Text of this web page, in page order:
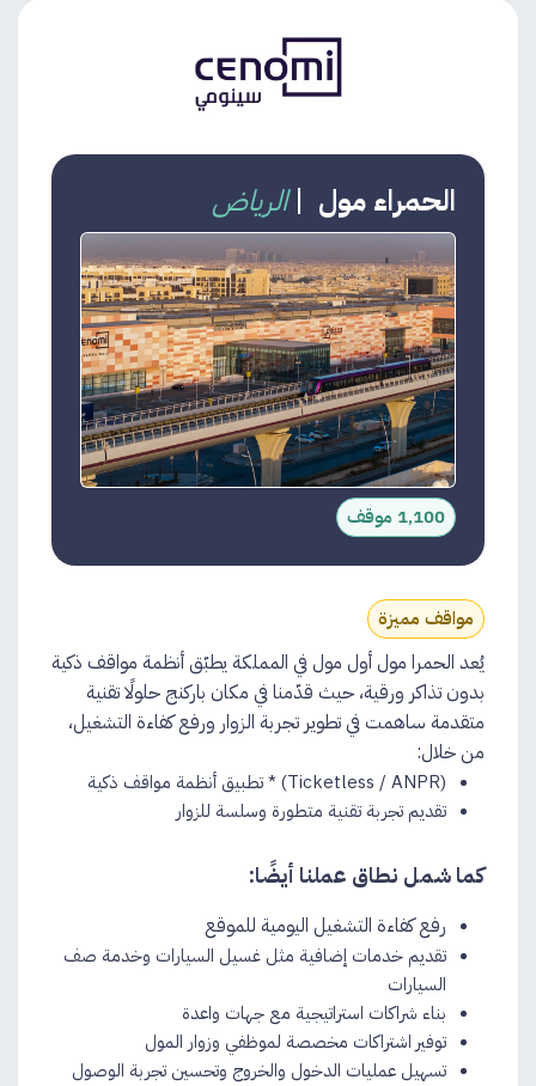
الحمراء مول | الرياض
1,100 موقف
مواقف مميزة
يُعد الحمرا مول أول مول في المملكة يطبّق أنظمة مواقف ذكية
بدون تذاكر ورقية، حيث قدّمنا في مكان باركنج حلولًا تقنية
متقدمة ساهمت في تطوير تجربة الزوار ورفع كفاءة التشغيل،
من خلال:
(Ticketless / ANPR) * تطبيق أنظمة مواقف ذكية
تقديم تجربة تقنية متطورة وسلسة للزوار
كما شمل نطاق عملنا أيضًا:
رفع كفاءة التشغيل اليومية للموقع
تقديم خدمات إضافية مثل غسيل السيارات وخدمة صف
السيارات
بناء شراكات استراتيجية مع جهات واعدة
توفير اشتراكات مخصصة لموظفي وزوار المول
تسهيل عمليات الدخول والخروج وتحسين تجربة الوصول​